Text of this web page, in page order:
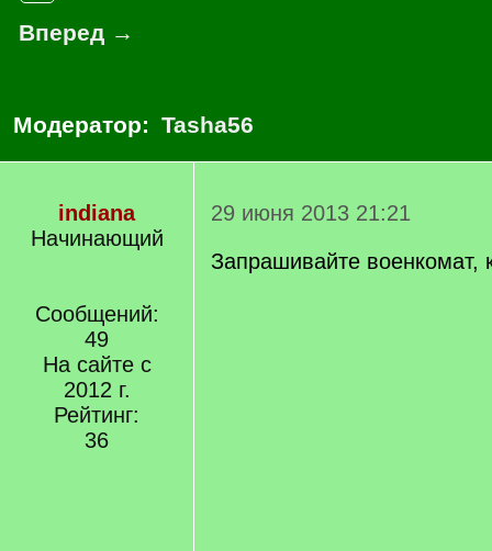
Вперед →
Модератор: Tasha56
indiana
Начинающий
Сообщений:
49
На сайте с
2012 г.
Рейтинг:
36
29 июня 2013 21:21
Запрашивайте военкомат,